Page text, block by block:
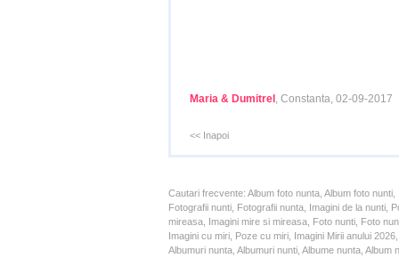
Maria & Dumitrel , Constanta, 02-09-2017
<< Inapoi
Cautari frecvente: Album foto nunta, Album foto
Fotografii nunti, Fotografii nunta, Imagini de la nunti,
mireasa, Imagini mire si mireasa, Foto nunti, Foto
Imagini cu miri, Poze cu miri, Imagini Mirii anului
Albumuri nunta, Albumuri nunti, Albume nunta,